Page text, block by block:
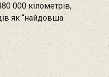
000 кілометрів,
як “найдовша